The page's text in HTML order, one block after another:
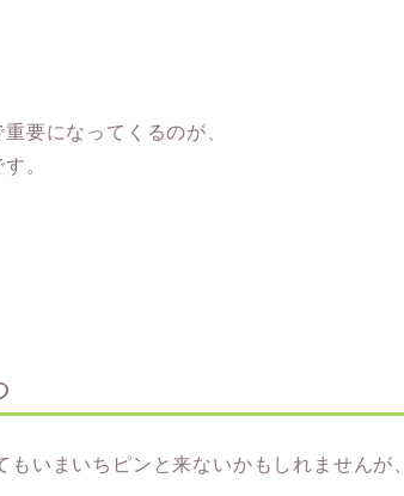
要になってくるのが、
。
もいまいちピンと来ないかもしれませんが、